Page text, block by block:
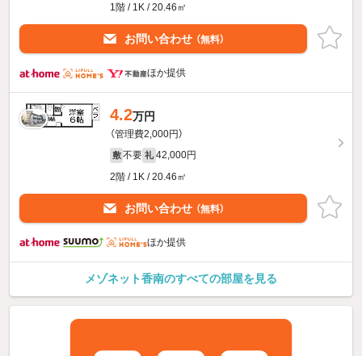
1階 / 1K / 20.46㎡
お問い合わせ （無料）
ほか提供
4.2万円
（管理費2,000円）
敷 不要 礼 42,000円
2階 / 1K / 20.46㎡
お問い合わせ （無料）
ほか提供
メゾネット香南のすべての部屋を見る